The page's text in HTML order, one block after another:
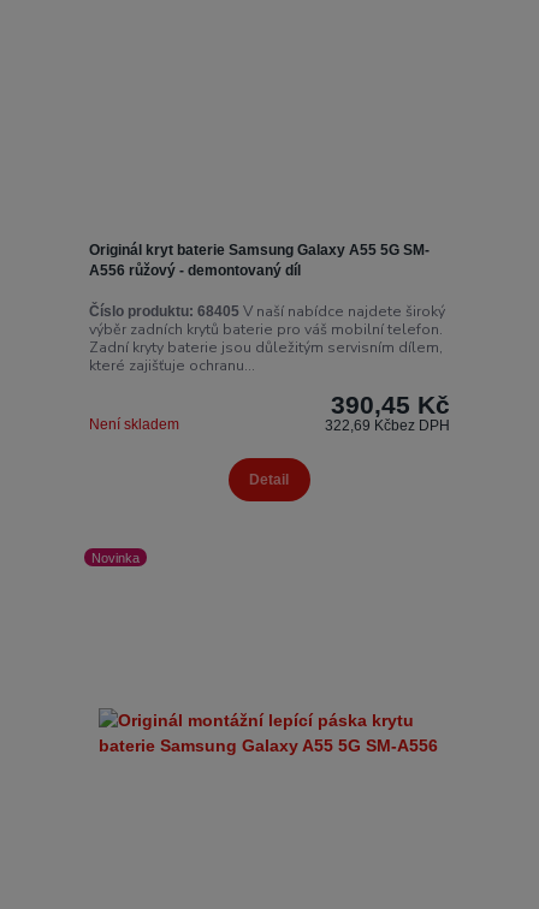
Originál kryt baterie Samsung Galaxy A55 5G SM-
A556 růžový - demontovaný díl
Číslo produktu: 68405 V naší nabídce najdete široký
výběr zadních krytů baterie pro váš mobilní telefon.
Zadní kryty baterie jsou důležitým servisním dílem,
které zajišťuje ochranu...
390,45 Kč
322,69 Kčbez DPH
Není skladem
Detail
Novinka